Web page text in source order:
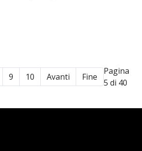
9 10 Avanti Fine
Pagina
5 di 40